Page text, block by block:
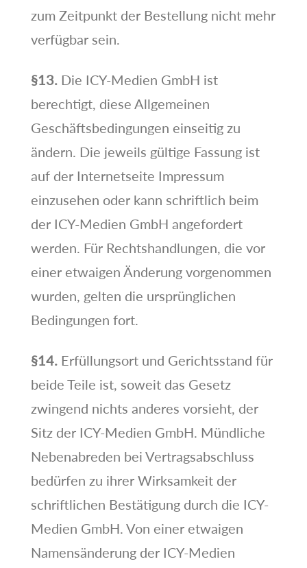
zum Zeitpunkt der Bestellung nicht mehr
verfügbar sein.
§13.Die ICY-Medien GmbH ist
berechtigt, diese Allgemeinen
Geschäftsbedingungen einseitig zu
ändern. Die jeweils gültige Fassung ist
auf der Internetseite Impressum
einzusehen oder kann schriftlich beim
der ICY-Medien GmbH angefordert
werden. Für Rechtshandlungen, die vor
einer etwaigen Änderung vorgenommen
wurden, gelten die ursprünglichen
Bedingungen fort.
§14.Erfüllungsort und Gerichtsstand für
beide Teile ist, soweit das Gesetz
zwingend nichts anderes vorsieht, der
Sitz der ICY-Medien GmbH. Mündliche
Nebenabreden bei Vertragsabschluss
bedürfen zu ihrer Wirksamkeit der
schriftlichen Bestätigung durch die ICY-
Medien GmbH. Von einer etwaigen
Namensänderung der ICY-Medien